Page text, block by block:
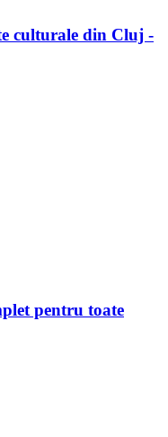
culturale din Cluj -
pentru toate